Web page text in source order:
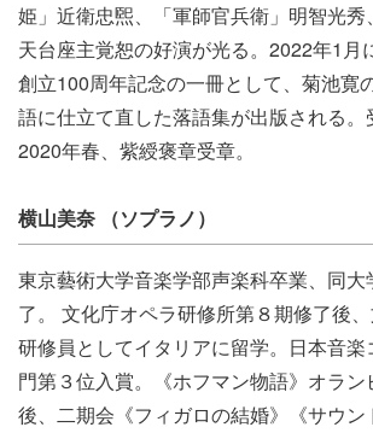
姫」近衛忠煕、「軍師官兵衛」明智光秀
天台座主覚恕の好演が光る。2022年1月
創立100周年記念の一冊として、菊池寛
語に仕立て直した落語集が出版される。
2020年春、紫綬褒章受章。
横山美奈 （ソプラノ）
東京藝術大学音楽学部声楽科卒業、同大
了。 文化庁オペラ研修所第８期修了後
研修員としてイタリアに留学。日本音
門第３位入賞。《ホフマン物語》オラン
後、二期会《フィガロの結婚》《サウン